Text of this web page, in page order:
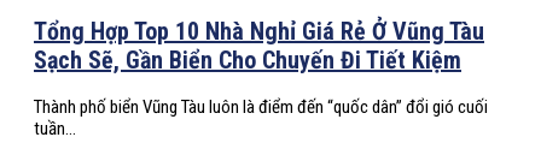
Tổng Hợp Top 10 Nhà Nghỉ Giá Rẻ Ở Vũng Tàu
Sạch Sẽ, Gần Biển Cho Chuyến Đi Tiết Kiệm
Thành phố biển Vũng Tàu luôn là điểm đến “quốc dân” đổi gió cuối
tuần...